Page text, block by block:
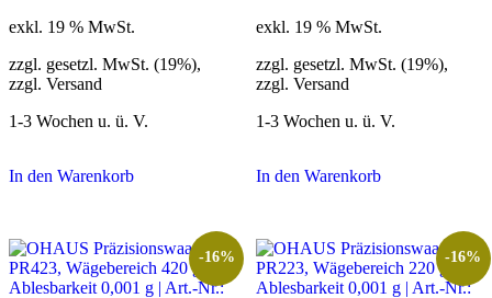
war:
exkl. 19 % MwSt.
zzgl. gesetzl. MwSt. (19%),
zzgl. Versand
1-3 Wochen u. ü. V.
In den Warenkorb
war:
exkl. 19 % MwSt.
zzgl. gesetzl. MwSt. (19%),
zzgl. Versand
1-3 Wochen u. ü. V.
In den Warenkorb
-16% -16%